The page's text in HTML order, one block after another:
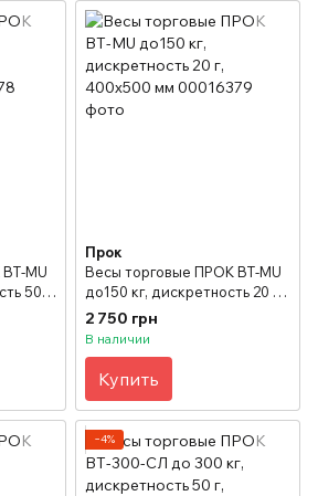
MU
50 г,
Прок
Весы торговые ПРОК ВТ-MU
до150 кг, дискретность 20 г,
400х500 мм
2 750 грн
В наличии
Купить
−4%